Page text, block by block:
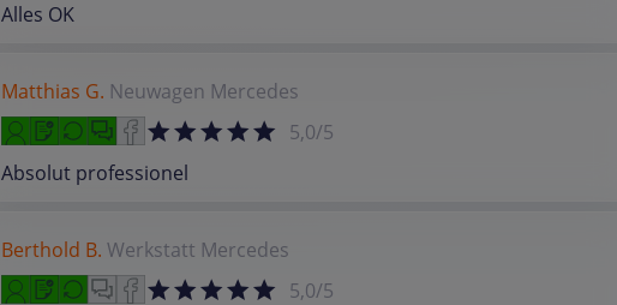
Alles OK
Matthias G. Neuwagen Mercedes
5,0/5
Absolut professionel
Berthold B. Werkstatt Mercedes
5,0/5